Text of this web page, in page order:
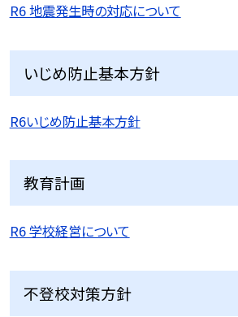
R6 地震発生時の対応について
いじめ防止基本方針
R6いじめ防止基本方針
教育計画
R6 学校経営について
不登校対策方針